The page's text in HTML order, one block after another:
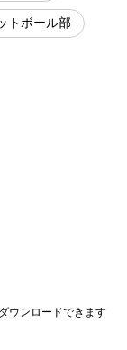
トボール部
ウンロードできます